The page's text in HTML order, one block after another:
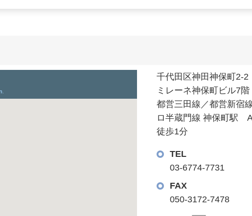
千代田区神田神保町2-2
ミレーネ神保町ビル7階
都営三田線／都営新宿
ロ半蔵門線 神保町駅
徒歩1分
TEL
03-6774-7731
FAX
050-3172-7478